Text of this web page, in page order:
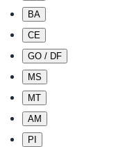
BA
CE
GO / DF
MS
MT
AM
PI